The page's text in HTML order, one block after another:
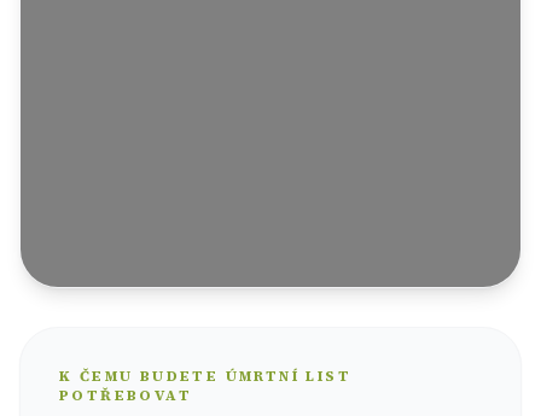
K ČEMU BUDETE ÚMRTNÍ LIST
POTŘEBOVAT